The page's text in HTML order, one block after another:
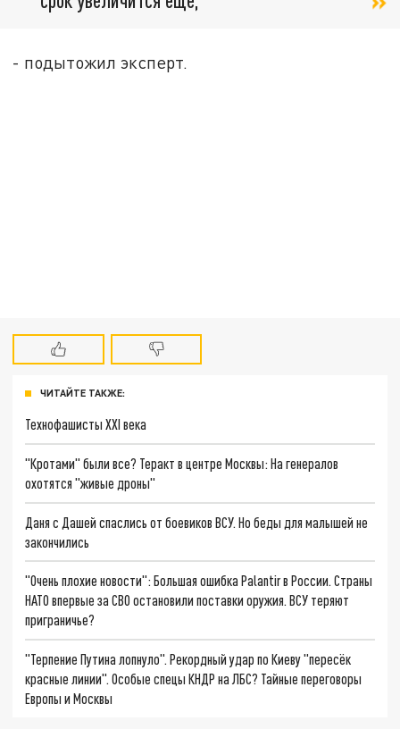
- подытожил эксперт.
ЧИТАЙТЕ ТАКЖЕ:
Технофашисты XXI века
"Кротами" были все? Теракт в центре Москвы: На генералов
охотятся "живые дроны"
Даня с Дашей спаслись от боевиков ВСУ. Но беды для малышей не
закончились
"Очень плохие новости": Большая ошибка Palantir в России. Страны
НАТО впервые за СВО остановили поставки оружия. ВСУ теряют
приграничье?
"Терпение Путина лопнуло". Рекордный удар по Киеву "пересёк
красные линии". Особые спецы КНДР на ЛБС? Тайные переговоры
Европы и Москвы